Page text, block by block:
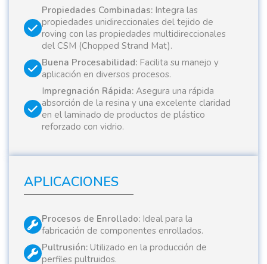
Propiedades Combinadas: Integra las
propiedades unidireccionales del tejido de
roving con las propiedades multidireccionales
del CSM (Chopped Strand Mat).
Buena Procesabilidad: Facilita su manejo y
aplicación en diversos procesos.
Impregnación Rápida: Asegura una rápida
absorción de la resina y una excelente claridad
en el laminado de productos de plástico
reforzado con vidrio.
APLICACIONES
Procesos de Enrollado: Ideal para la
fabricación de componentes enrollados.
Pultrusión: Utilizado en la producción de
perfiles pultruidos.